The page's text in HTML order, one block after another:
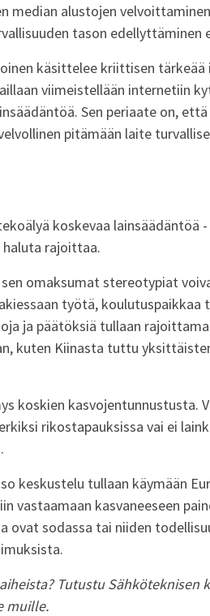
median alustojen
tason edellyttäminen
käsittelee kriittisen
viimeistellään internetiin
Sen periaate on,
pitämään laite
koskevaa lainsäädäntöä
rajoittaa.
omaksumat stereotypiat
työtä, koulutuspaikkaa
ja päätöksiä tullaan
kuten Kiinasta tuttu
koskien kasvojentunnustusta.
rikostapauksissa vai ei
keskustelu tullaan käymään
kasvaneeseen
ovat sodassa tai niiden
Tutustu Sähköteknisen
muille.